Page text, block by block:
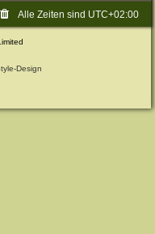
Alle Zeiten sind UTC+02:00
Design